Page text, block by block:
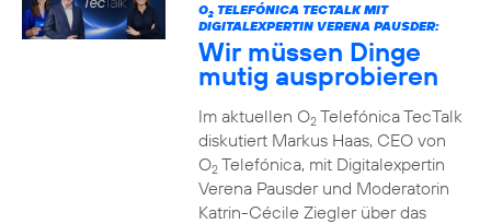
O2TELEFÓNICA TECTALK MIT
DIGITALEXPERTIN VERENA PAUSDER:
Wir müssen Dinge
mutig ausprobieren
Im aktuellen O2Telefónica TecTalk
diskutiert Markus Haas, CEO von
O2Telefónica, mit Digitalexpertin
Verena Pausder und Moderatorin
Katrin-Cécile Ziegler über das